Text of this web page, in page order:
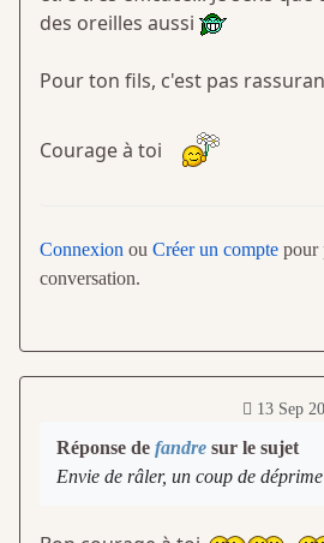
des oreilles aussi
Pour ton fils, c'est pas
Courage à toi
Connexion ou Créer un compte pour
conversation.
13 Sep
Réponse de fandre sur le sujet
Envie de râler, un coup de